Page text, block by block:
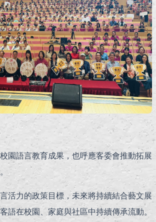
園語言教育成果，也呼應客委會推動拓展
活力的政策目標，未來將持續結合藝文展
語在校園、家庭與社區中持續傳承流動。